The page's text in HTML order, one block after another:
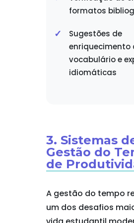
formatos
Sugestões de
enriquecimento
vocabulário e
idiomáticas
3. Sistemas
Gestão do
de
A gestão do tempo
um dos desafios